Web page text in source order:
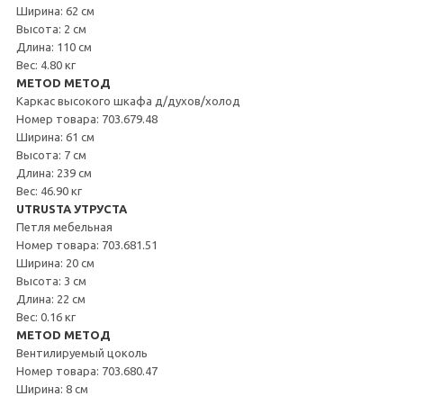
Ширина: 62 см
Высота: 2 см
Длина: 110 см
Вес: 4.80 кг
METOD МЕТОД
Каркас высокого шкафа д/духов/холод
Номер товара: 703.679.48
Ширина: 61 см
Высота: 7 см
Длина: 239 см
Вес: 46.90 кг
UTRUSTA УТРУСТА
Петля мебельная
Номер товара: 703.681.51
Ширина: 20 см
Высота: 3 см
Длина: 22 см
Вес: 0.16 кг
METOD МЕТОД
Вентилируемый цоколь
Номер товара: 703.680.47
Ширина: 8 см